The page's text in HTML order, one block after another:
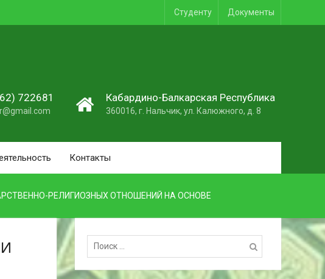
Студенту Документы
722681 Кабардино-Балкарская Республика
360016, г. Нальчик, ул. Калюжного, д. 8
Контакты
РЕЛИГИОЗНЫХ ОТНОШЕНИЙ НА ОСНОВЕ
Поиск: